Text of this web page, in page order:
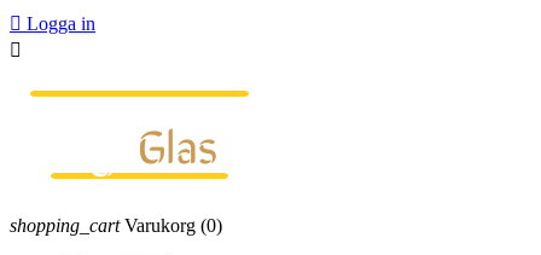
 Logga in

shopping_cart Varukorg (0)